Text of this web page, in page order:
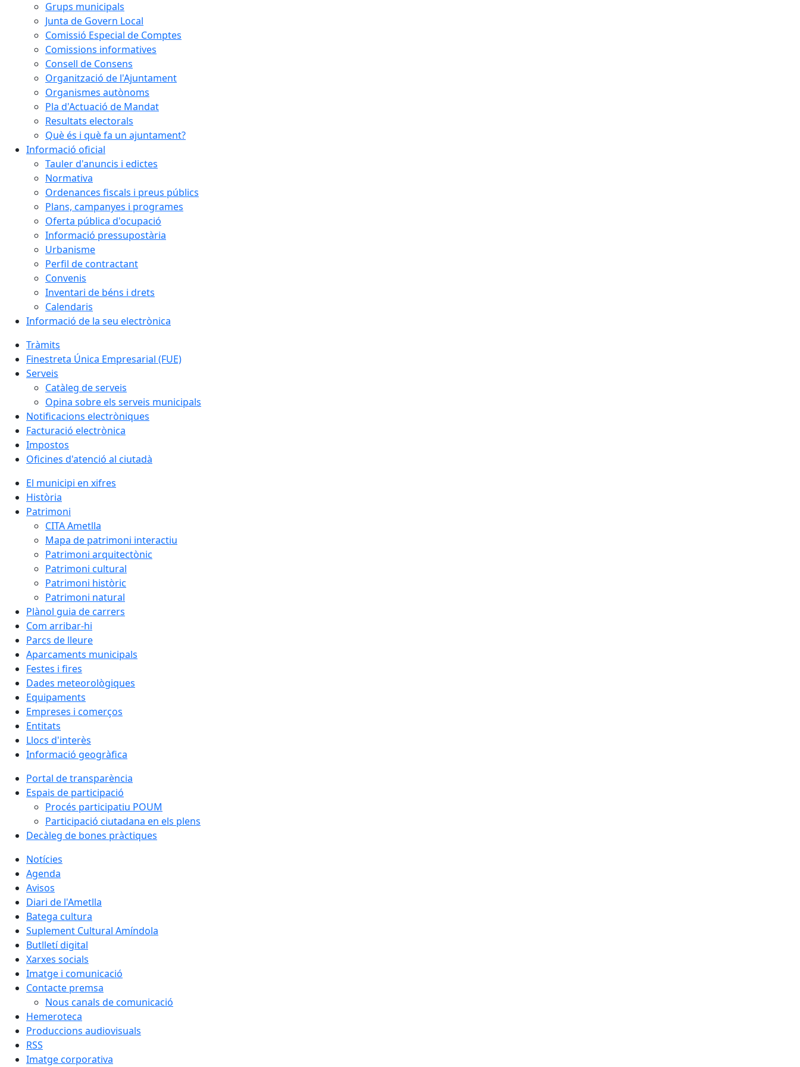
Grups municipals
Junta de Govern Local
Comissió Especial de Comptes
Comissions informatives
Consell de Consens
Organització de l'Ajuntament
Organismes autònoms
Pla d'Actuació de Mandat
Resultats electorals
Què és i què fa un ajuntament?
Informació oficial
Tauler d'anuncis i edictes
Normativa
Ordenances fiscals i preus públics
Plans, campanyes i programes
Oferta pública d'ocupació
Informació pressupostària
Urbanisme
Perfil de contractant
Convenis
Inventari de béns i drets
Calendaris
Informació de la seu electrònica
Tràmits
Finestreta Única Empresarial (FUE)
Serveis
Catàleg de serveis
Opina sobre els serveis municipals
Notificacions electròniques
Facturació electrònica
Impostos
Oficines d'atenció al ciutadà
El municipi en xifres
Història
Patrimoni
CITA Ametlla
Mapa de patrimoni interactiu
Patrimoni arquitectònic
Patrimoni cultural
Patrimoni històric
Patrimoni natural
Plànol guia de carrers
Com arribar-hi
Parcs de lleure
Aparcaments municipals
Festes i fires
Dades meteorològiques
Equipaments
Empreses i comerços
Entitats
Llocs d'interès
Informació geogràfica
Portal de transparència
Espais de participació
Procés participatiu POUM
Participació ciutadana en els plens
Decàleg de bones pràctiques
Notícies
Agenda
Avisos
Diari de l'Ametlla
Batega cultura
Suplement Cultural Amíndola
Butlletí digital
Xarxes socials
Imatge i comunicació
Contacte premsa
Nous canals de comunicació
Hemeroteca
Produccions audiovisuals
RSS
Imatge corporativa